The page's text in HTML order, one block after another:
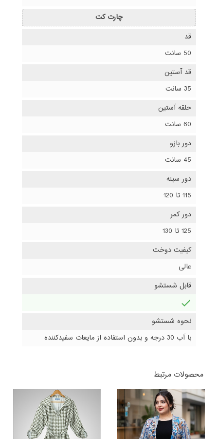
چارت کت
قد
50 سانت
قد آستین
35 سانت
حلقه آستین
60 سانت
دور بازو
45 سانت
دور سینه
115 تا 120
دور کمر
125 تا 130
کیفیت دوخت
عالی
قابل شستشو
نحوه شستشو
با آب 30 درجه و بدون استفاده از مایعات سفیدکننده
محصولات مرتبط